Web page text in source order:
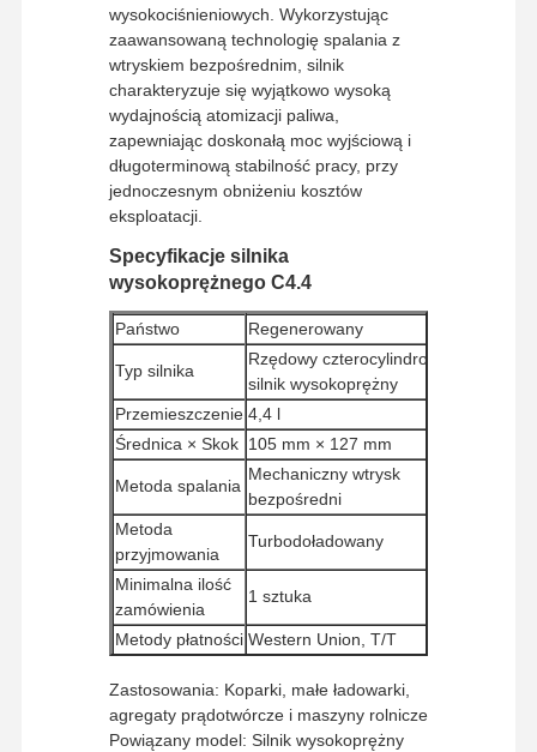
wysokociśnieniowych. Wykorzystując
zaawansowaną technologię spalania z
wtryskiem bezpośrednim, silnik
charakteryzuje się wyjątkowo wysoką
wydajnością atomizacji paliwa,
zapewniając doskonałą moc wyjściową i
długoterminową stabilność pracy, przy
jednoczesnym obniżeniu kosztów
eksploatacji.
Specyfikacje silnika
wysokoprężnego C4.4
Państwo Regenerowany
Typ silnika
Rzędowy czterocylindrowy
silnik wysokoprężny
Przemieszczenie 4,4 l
Średnica × Skok 105 mm × 127 mm
Metoda spalania
Mechaniczny wtrysk
bezpośredni
Metoda
przyjmowania
Turbodoładowany
Minimalna ilość
zamówienia
1 sztuka
Metody płatności Western Union, T/T
Zastosowania: Koparki, małe ładowarki,
agregaty prądotwórcze i maszyny rolnicze
Powiązany model: Silnik wysokoprężny